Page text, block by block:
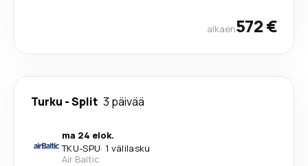
alkaen572 €
Turku -Split 3 päivää
ma 24 elok.
TKU-SPU· 1 välilasku
Air Baltic